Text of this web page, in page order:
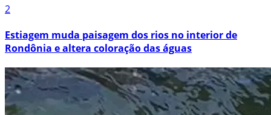
2
Estiagem muda paisagem dos rios no interior de
Rondônia e altera coloração das águas